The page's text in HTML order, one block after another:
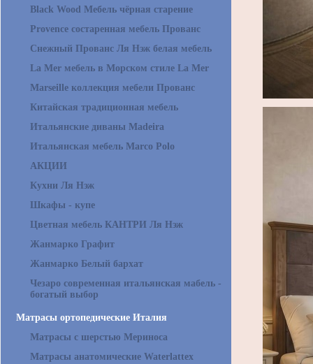
Black Wood Мебель чёрная старение
Provence состаренная мебель Прованс
Снежный Прованс Ля Нэж белая мебель
La Mer мебель в Морском стиле La Mer
Marseille коллекция мебели Прованс
Китайская традиционная мебель
Итальянские диваны Madeira
Итальянская мебель Marco Polo
АКЦИИ
Кухни Ля Нэж
Шкафы - купе
Цветная мебель КАНТРИ Ля Нэж
Жанмарко Графит
Жанмарко Белый бархат
Чезаро современная итальянская мабель -
богатый выбор
Матрасы ортопедические Италия
Матрасы с шерстью Мериноса
Матрасы анатомические Waterlattex